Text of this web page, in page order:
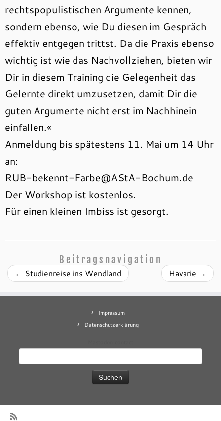
rechtspopulistischen Argumente kennen,
sondern ebenso, wie Du diesen im Gespräch
effektiv entgegen trittst. Da die Praxis ebenso
wichtig ist wie das Nachvollziehen, bieten wir
Dir in diesem Training die Gelegenheit das
Gelernte direkt umzusetzen, damit Dir die
guten Argumente nicht erst im Nachhinein
einfallen.«
Anmeldung bis spätestens 11. Mai um 14 Uhr
an:
RUB-bekennt-Farbe@AStA-Bochum.de
Der Workshop ist kostenlos.
Für einen kleinen Imbiss ist gesorgt.
Beitragsnavigation
← Studienreise ins Wendland Havarie →
Impressum
Datenschutzerklärung